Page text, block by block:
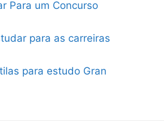
Para um Concurso
para as carreiras
para estudo Gran